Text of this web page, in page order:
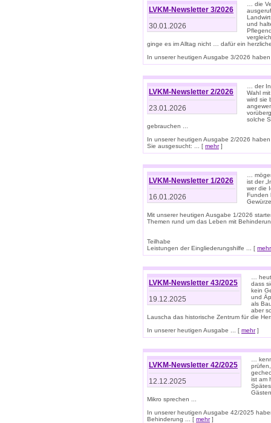
LVKM-Newsletter 3/2026
30.01.2026
… die
und
ginge es im Alltag nicht … dafür ein
In unserer heutigen Ausgabe 3/2026
LVKM-Newsletter 2/2026
23.01.2026
… der
Wahl
wird sie
solche
gebrauchen ...
In unserer heutigen Ausgabe 2/2026
Sie ausgesucht: ... [ mehr]
LVKM-Newsletter 1/2026
16.01.2026
…
ist der
wer die
Funden
Mit unserer heutigen Ausgabe 1/2026
Themen rund um das Leben mit
Teilhabe
Leistungen der Eingliederungshilfe ... [ mehr
LVKM-Newsletter 43/2025
19.12.2025
…
dass
kein
und
als
aber
Lauscha das historische Zentrum für die
In unserer heutigen Ausgabe ... [ mehr]
LVKM-Newsletter 42/2025
12.12.2025
…
ist am
Mikro sprechen ...
In unserer heutigen Ausgabe 42/2025
Behinderung ... [ mehr]